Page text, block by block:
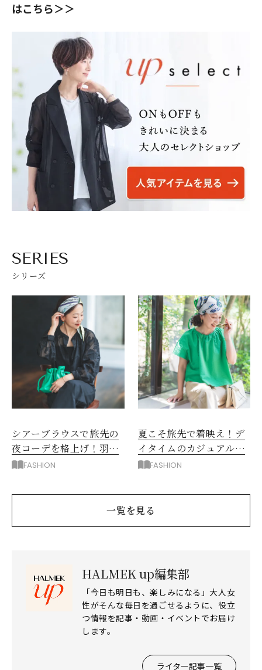
はこちら＞＞
SERIES
シリーズ
シアーブラウスで旅先の
夜コーデを格上げ！羽織
り＆着こなし2スタイル
FASHION
夏こそ旅先で着映え！デ
イタイムのカジュアルコ
ーデを格上げするヒント
FASHION
一覧を見る
HALMEK up編集部
「今日も明日も、楽しみになる」大人女
性がそんな毎日を過ごせるように、役立
つ情報を記事・動画・イベントでお届け
します。
ライター記事一覧